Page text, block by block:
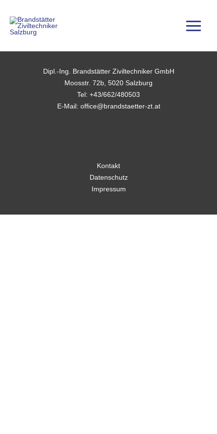
Inhalt
springen
Dipl.-Ing. Brandstätter Ziviltechniker GmbH
Moosstr. 72b, 5020 Salzburg
Tel: +43/662/480503
E-Mail: office@brandstaetter-zt.at
Kontakt
Datenschutz
Impressum